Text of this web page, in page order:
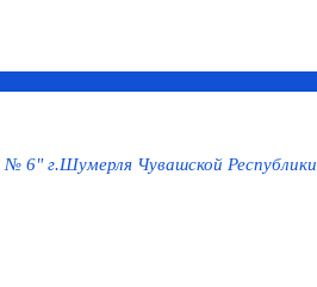
6" г.Шумерля Чувашской Республики